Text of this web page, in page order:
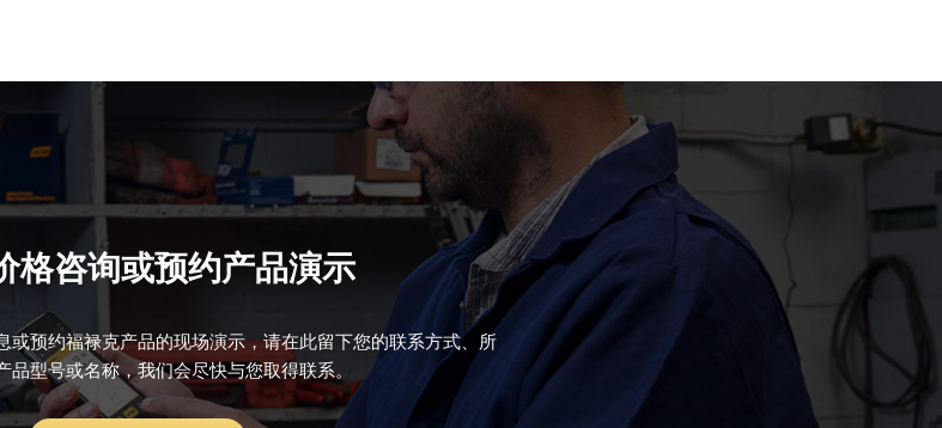
格咨询或预约产品演示
或预约福禄克产品的现场演示，请在此留下您的联系方式、所
品型号或名称，我们会尽快与您取得联系。